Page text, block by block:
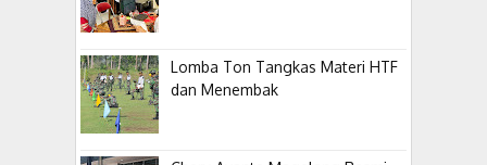
Lomba Ton Tangkas Materi HTF
dan Menembak